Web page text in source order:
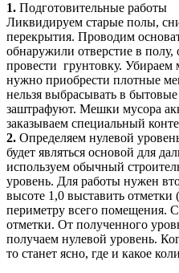
1. Подготовительные работы
Ликвидируем старые полы,
перекрытия. Проводим
обнаружили отверстие в полу,
провести грунтовку. Убираем
нужно приобрести плотные
нельзя выбрасывать в
заштрафуют. Мешки мусора
заказываем специальный
2. Определяем нулевой
будет являться основой для
используем обычный
уровень. Для работы нужен
высоте 1,0 выставить
периметру всего помещения.
отметки. От полученного
получаем нулевой уровень.
то станет ясно, где и какое